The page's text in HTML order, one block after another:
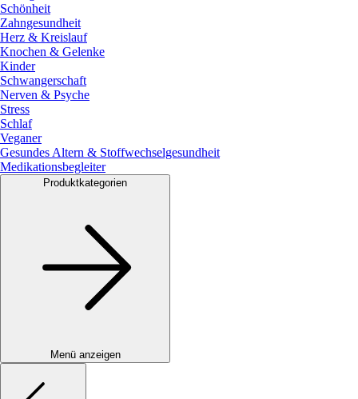
Schönheit
Zahngesundheit
Herz & Kreislauf
Knochen & Gelenke
Kinder
Schwangerschaft
Nerven & Psyche
Stress
Schlaf
Veganer
Gesundes Altern & Stoffwechselgesundheit
Medikationsbegleiter
Produktkategorien
Menü anzeigen